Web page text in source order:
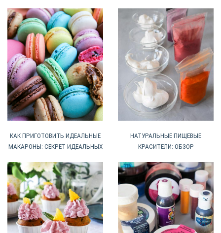
КАК ПРИГОТОВИТЬ ИДЕАЛЬНЫЕ
МАКАРОНЫ: СЕКРЕТ ИДЕАЛЬНЫХ
НАТУРАЛЬНЫЕ ПИЩЕВЫЕ
КРАСИТЕЛИ: ОБЗОР